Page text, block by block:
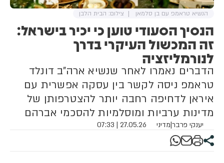
הנסיך הסעודי טוען כי יכיר בישראל:
זה המכשול העיקרי בדרך
לנורמליזציה
הדברים נאמרו לאחר שנשיא ארה"ב דונלד
טראמפ ניסה לקשר בין עסקה אפשרית עם
איראן לדחיפה רחבה יותר להצטרפותן של
מדינות ערביות ומוסלמיות להסכמי אברהם
יענקי פרבר|מדיני 27.05.26 | 07:33
הנשיא טראמפ עם בן סלמאן צילום: הבית הלבן